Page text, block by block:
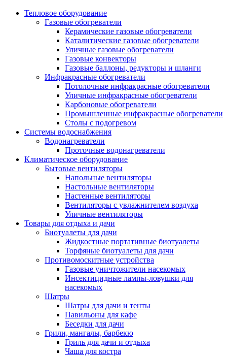
Тепловое оборудование
Газовые обогреватели
Керамические газовые обогреватели
Каталитические газовые обогреватели
Уличные газовые обогреватели
Газовые конвекторы
Газовые баллоны, редукторы и шланги
Инфракрасные обогреватели
Потолочные инфракрасные обогреватели
Уличные инфракрасные обогреватели
Карбоновые обогреватели
Промышленные инфракрасные обогреватели
Столы с подогревом
Системы водоснабжения
Водонагреватели
Проточные водонагреватели
Климатическое оборудование
Бытовые вентиляторы
Напольные вентиляторы
Настольные вентиляторы
Настенные вентиляторы
Вентиляторы с увлажнителем воздуха
Уличные вентиляторы
Товары для отдыха и дачи
Биотуалеты для дачи
Жидкостные портативные биотуалеты
Торфяные биотуалеты для дачи
Противомоскитные устройства
Газовые уничтожители насекомых
Инсектицидные лампы-ловушки для
насекомых
Шатры
Шатры для дачи и тенты
Павильоны для кафе
Беседки для дачи
Грили, мангалы, барбекю
Гриль для дачи и отдыха
Чаша для костра